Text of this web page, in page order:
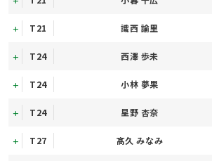
T21 識西 諭里
T24 西澤 歩未
T24 小林 夢果
T24 星野 杏奈
T27 髙久 みなみ